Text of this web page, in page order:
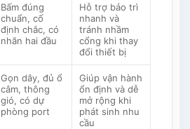
Bấm đúng
chuẩn, cố
định chắc, có
nhãn hai đầu
Hỗ trợ bảo trì
nhanh và
tránh nhầm
cổng khi thay
đổi thiết bị
Gọn dây, đủ ổ
cắm, thông
gió, có dự
phòng port
Giúp vận hành
ổn định và dễ
mở rộng khi
phát sinh nhu
cầu